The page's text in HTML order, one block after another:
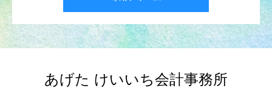
あげた けいいち会計事務所